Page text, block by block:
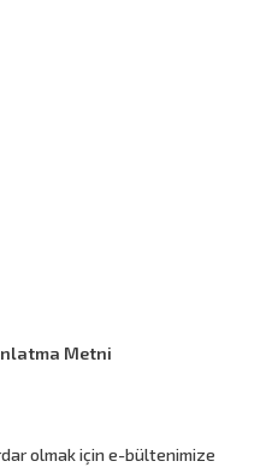
Metni
olmak için e-bültenimize